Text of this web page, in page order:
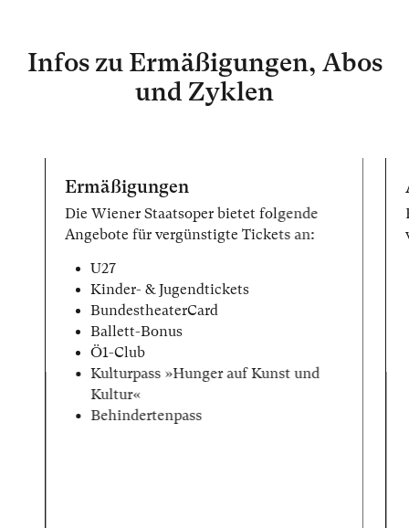
Infos zu Ermäßigungen, Abos
und Zyklen
Ermäßigungen
Die Wiener Staatsoper bietet folgende
Angebote für vergünstigte Tickets an:
U27
Kinder- & Jugendtickets
BundestheaterCard
Ballett-Bonus
Ö1-Club
Kulturpass »Hunger auf Kunst und
Kultur«
Behindertenpass